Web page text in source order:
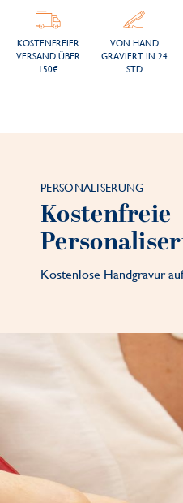
KOSTENFREIER
VERSAND ÜBER
150€
VON HAND
GRAVIERT IN 24
STD
PERSONALISERUNG
Kostenfreie
Kostenlose Handgravur